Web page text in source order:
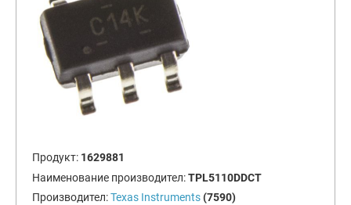
Продукт: 1629881
Наименование производител:TPL5110DDCT
Производител:Texas Instruments (7590)